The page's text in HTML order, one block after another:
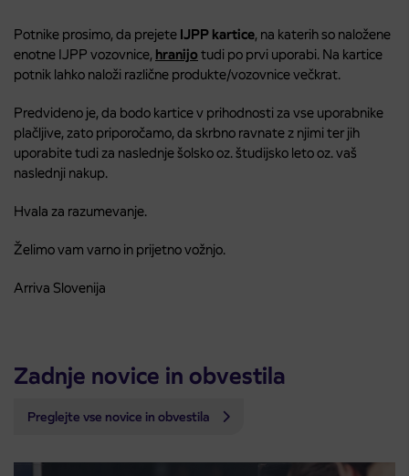
Potnike prosimo, da prejete IJPP kartice, na katerih so naložene
enotne IJPP vozovnice, hranijo tudi po prvi uporabi. Na kartice
potnik lahko naloži različne produkte/vozovnice večkrat.
Predvideno je, da bodo kartice v prihodnosti za vse uporabnike
plačljive, zato priporočamo, da skrbno ravnate z njimi ter jih
uporabite tudi za naslednje šolsko oz. študijsko leto oz. vaš
naslednji nakup.
Hvala za razumevanje.
Želimo vam varno in prijetno vožnjo.
Arriva Slovenija
Zadnje novice in obvestila
Preglejte vse novice in obvestila